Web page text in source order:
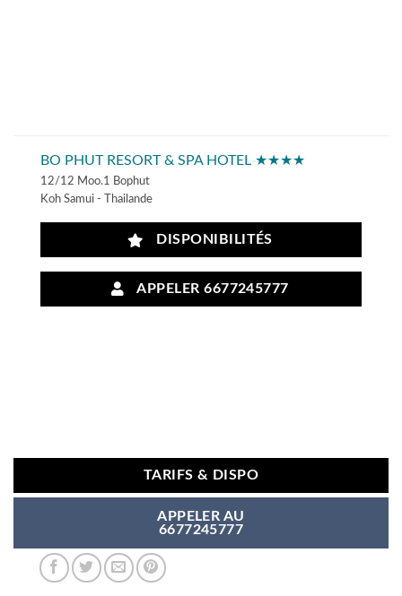
BO PHUT RESORT & SPA HOTEL ★★★★
12/12 Moo.1 Bophut
Koh Samui - Thailande
DISPONIBILITÉS
APPELER 6677245777
TARIFS & DISPO
APPELER AU
6677245777